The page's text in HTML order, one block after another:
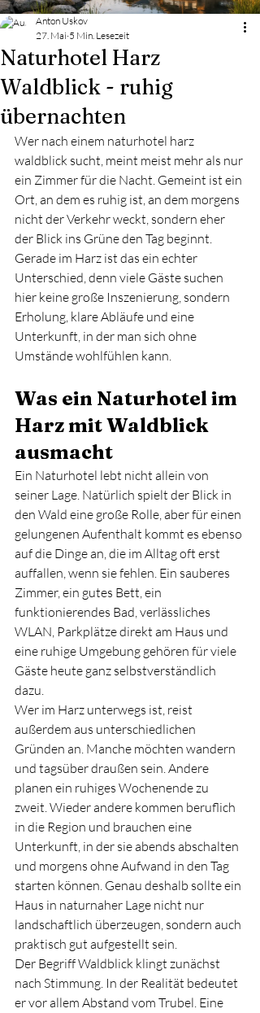
Naturhotel Harz
Waldblick - ruhig
übernachten
Anton Uskov
27. Mai 5 Min. Lesezeit
Wer nach einem naturhotel harz
waldblick sucht, meint meist mehr als nur
ein Zimmer für die Nacht. Gemeint ist ein
Ort, an dem es ruhig ist, an dem morgens
nicht der Verkehr weckt, sondern eher
der Blick ins Grüne den Tag beginnt.
Gerade im Harz ist das ein echter
Unterschied, denn viele Gäste suchen
hier keine große Inszenierung, sondern
Erholung, klare Abläufe und eine
Unterkunft, in der man sich ohne
Umstände wohlfühlen kann.
Was ein Naturhotel im
Harz mit Waldblick
ausmacht
Ein Naturhotel lebt nicht allein von
seiner Lage. Natürlich spielt der Blick in
den Wald eine große Rolle, aber für einen
gelungenen Aufenthalt kommt es ebenso
auf die Dinge an, die im Alltag oft erst
auffallen, wenn sie fehlen. Ein sauberes
Zimmer, ein gutes Bett, ein
funktionierendes Bad, verlässliches
WLAN, Parkplätze direkt am Haus und
eine ruhige Umgebung gehören für viele
Gäste heute ganz selbstverständlich
dazu.
Wer im Harz unterwegs ist, reist
außerdem aus unterschiedlichen
Gründen an. Manche möchten wandern
und tagsüber draußen sein. Andere
planen ein ruhiges Wochenende zu
zweit. Wieder andere kommen beruflich
in die Region und brauchen eine
Unterkunft, in der sie abends abschalten
und morgens ohne Aufwand in den Tag
starten können. Genau deshalb sollte ein
Haus in naturnaher Lage nicht nur
landschaftlich überzeugen, sondern auch
praktisch gut aufgestellt sein.
Der Begriff Waldblick klingt zunächst
nach Stimmung. In der Realität bedeutet
er vor allem Abstand vom Trubel. Eine